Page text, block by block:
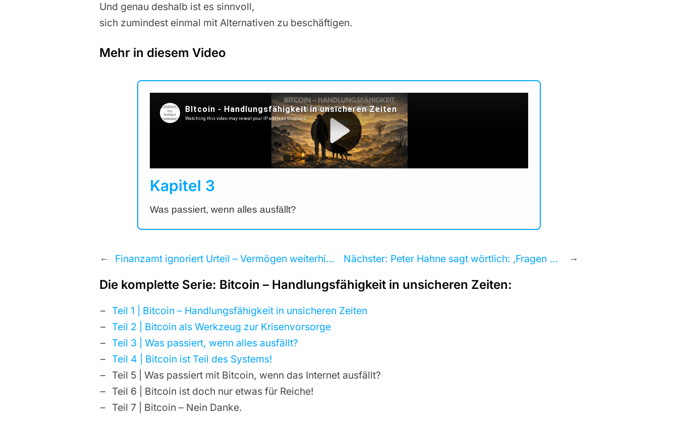
Und genau deshalb ist es sinnvoll,
sich zumindest einmal mit Alternativen zu beschäftigen.
Mehr in diesem Video
Kapitel 3
Was passiert, wenn alles ausfällt?
← Finanzamt ignoriert Urteil – Vermögen weiterhin blockiert Nächster: Peter Hahne sagt wörtlich: ‚Fragen Sie Michael Ballweg.‘ – Ist jetzt die Zeit? →
Die komplette Serie: Bitcoin – Handlungsfähigkeit in unsicheren Zeiten:
Teil 1 | Bitcoin – Handlungsfähigkeit in unsicheren Zeiten
Teil 2 | Bitcoin als Werkzeug zur Krisenvorsorge
Teil 3 | Was passiert, wenn alles ausfällt?
Teil 4 | Bitcoin ist Teil des Systems!
Teil 5 | Was passiert mit Bitcoin, wenn das Internet ausfällt?
Teil 6 | Bitcoin ist doch nur etwas für Reiche!
Teil 7 | Bitcoin – Nein Danke.